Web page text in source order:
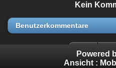
Kein
Benutzerkommentare
Powered
Ansicht :